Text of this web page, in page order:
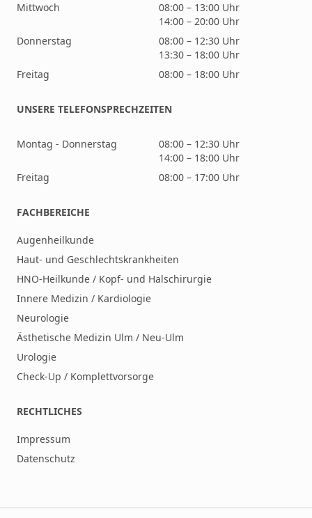
Mittwoch
08:00 – 13:00 Uhr
14:00 – 20:00 Uhr
Donnerstag
08:00 – 12:30 Uhr
13:30 – 18:00 Uhr
Freitag
08:00 – 18:00 Uhr
UNSERE TELEFONSPRECHZEITEN
Montag - Donnerstag
08:00 – 12:30 Uhr
14:00 – 18:00 Uhr
Freitag
08:00 – 17:00 Uhr
FACHBEREICHE
Augenheilkunde
Haut- und Geschlechtskrankheiten
HNO-Heilkunde / Kopf- und Halschirurgie
Innere Medizin / Kardiologie
Neurologie
Ästhetische Medizin Ulm / Neu-Ulm
Urologie
Check-Up / Komplettvorsorge
RECHTLICHES
Impressum
Datenschutz